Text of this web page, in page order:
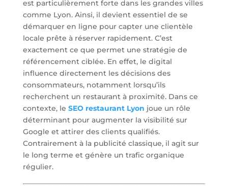
est particulièrement forte dans les grandes villes
comme Lyon. Ainsi, il devient essentiel de se
démarquer en ligne pour capter une clientèle
locale prête à réserver rapidement. C’est
exactement ce que permet une stratégie de
référencement ciblée. En effet, le digital
influence directement les décisions des
consommateurs, notamment lorsqu’ils
recherchent un restaurant à proximité. Dans ce
contexte, le SEO restaurant Lyon joue un rôle
déterminant pour augmenter la visibilité sur
Google et attirer des clients qualifiés.
Contrairement à la publicité classique, il agit sur
le long terme et génère un trafic organique
régulier.